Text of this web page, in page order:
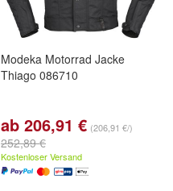
Modeka Motorrad Jacke
Thiago 086710
ab 206,91 € (206,91 €/)
252,89 €
Kostenloser Versand